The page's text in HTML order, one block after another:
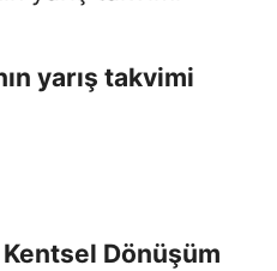
yarış takvimi
Dönüşüm